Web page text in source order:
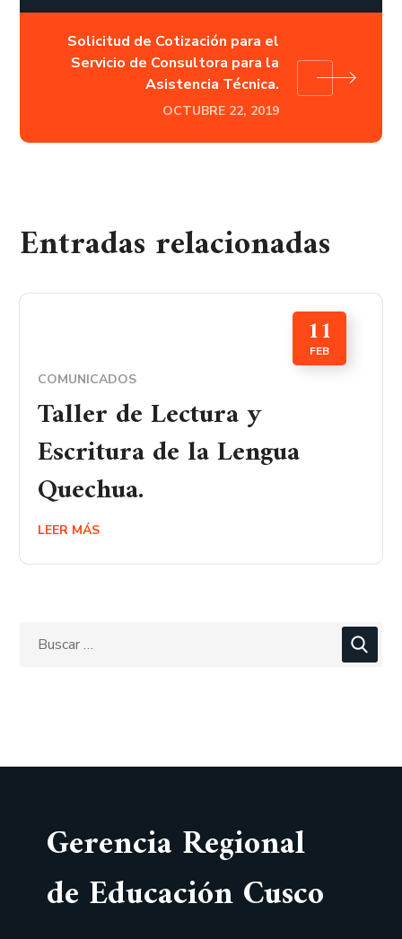
Solicitud de Cotización para el
Servicio de Consultora para la
Asistencia Técnica.
OCTUBRE 22, 2019
Entradas relacionadas
11
FEB
COMUNICADOS
Taller de Lectura y
Escritura de la Lengua
Quechua.
LEER MÁS
Gerencia Regional
de Educación Cusco